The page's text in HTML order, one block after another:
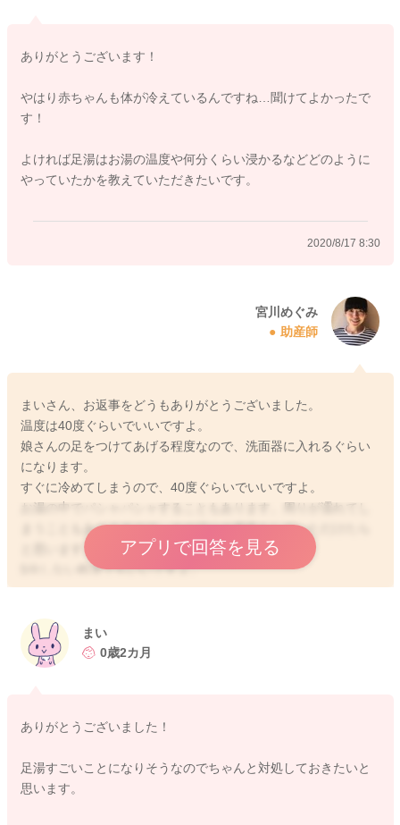
房も使ったりして過ごしていましたが、やはり足などが冷えて
いて汗をかきにくいようでした。他のお子さんに比べて汗が言
なので冷房のお部屋にいるけれど、足湯をしてあげるようにし
て、冷えをとるようにしていました。そうすると汗をかくよう
お肌のために汗をかかない方が良いと思われますが、かけるよ
れるようにもなると思います。
といいのではないかと思いました。
よかったら参考になさってみてください。
どうぞよろしくお願いします。
2020/8/17 7:25
ありがとうございます！
やはり赤ちゃんも体が冷えているんですね…聞けてよかったで
す！
よければ足湯はお湯の温度や何分くらい浸かるなどどのように
やっていたかを教えていただきたいです。
2020/8/17 8:30
宮川めぐみ
助産師
まいさん、お返事をどうもありがとうございました。
温度は40度ぐらいでいいですよ。
娘さんの足をつけてあげる程度なので、洗面器に入れるぐらい
になります。
すぐに冷めてしまうので、40度ぐらいでいいですよ。
お湯の中でパシャパシャすることもあります。周りが濡れてし
まうこともありますので、その辺りの用意もしていただけたら
と思います。
5分しない程度でもいいですよ。
お膝の上に抱っこをしながら、よかったらお試しくださいね。
アプリで回答を見る
まい
0歳2カ月
ありがとうございました！
足湯すごいことになりそうなのでちゃんと対処しておきたいと
思います。